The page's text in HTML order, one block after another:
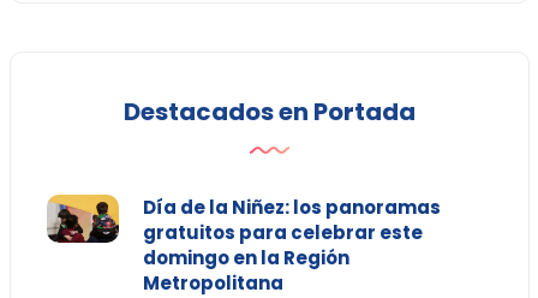
Destacados en Portada
Día de la Niñez: los panoramas
gratuitos para celebrar este
domingo en la Región
Metropolitana